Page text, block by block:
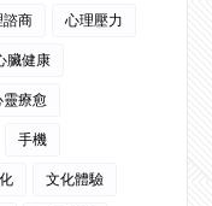
諮商
心理壓力
臟健康
靈療愈
手機
文化體驗